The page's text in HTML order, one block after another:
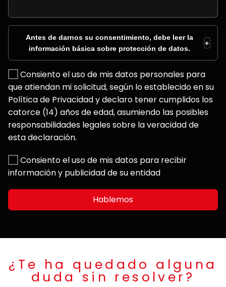
Antes de darnos su consentimiento, debe leer la
información básica sobre protección de datos.
+
Consiento el uso de mis datos personales para
que atiendan mi solicitud, según lo establecido en su
Política de Privacidad y declaro tener cumplidos los
catorce (14) años de edad, asumiendo las posibles
responsabilidades legales sobre la veracidad de
esta declaración.
Consiento el uso de mis datos para recibir
información y publicidad de su entidad
Hablemos
¿Te ha quedado alguna
duda sin resolver?